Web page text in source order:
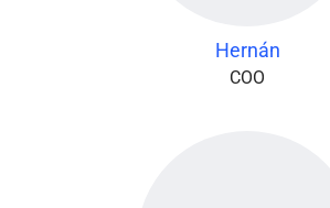
Hernán
COO